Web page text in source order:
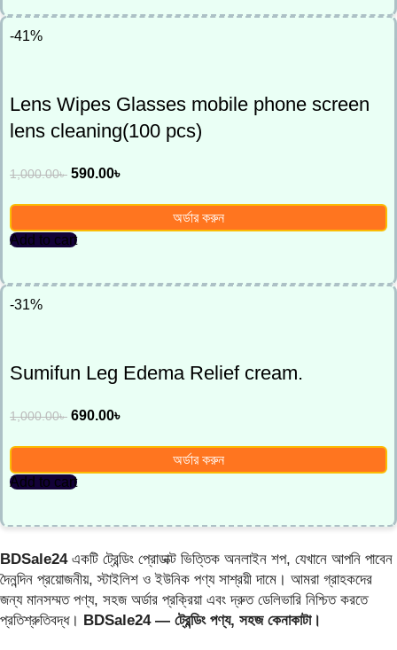
-41%
Lens Wipes Glasses mobile phone screen
lens cleaning(100 pcs)
1,000.00৳ 590.00৳
Add to cart
অর্ডার করুন
-31%
Sumifun Leg Edema Relief cream.
1,000.00৳ 690.00৳
Add to cart
অর্ডার করুন
BDSale24একটি ট্রেন্ডিং প্রোডাক্ট ভিত্তিক অনলাইন শপ, যেখানে আপনি পাবেন
দৈনন্দিন প্রয়োজনীয়, স্টাইলিশ ও ইউনিক পণ্য সাশ্রয়ী দামে। আমরা গ্রাহকদের
জন্য মানসম্মত পণ্য, সহজ অর্ডার প্রক্রিয়া এবং দ্রুত ডেলিভারি নিশ্চিত করতে
প্রতিশ্রুতিবদ্ধ। BDSale24 — ট্রেন্ডিং পণ্য, সহজ কেনাকাটা।